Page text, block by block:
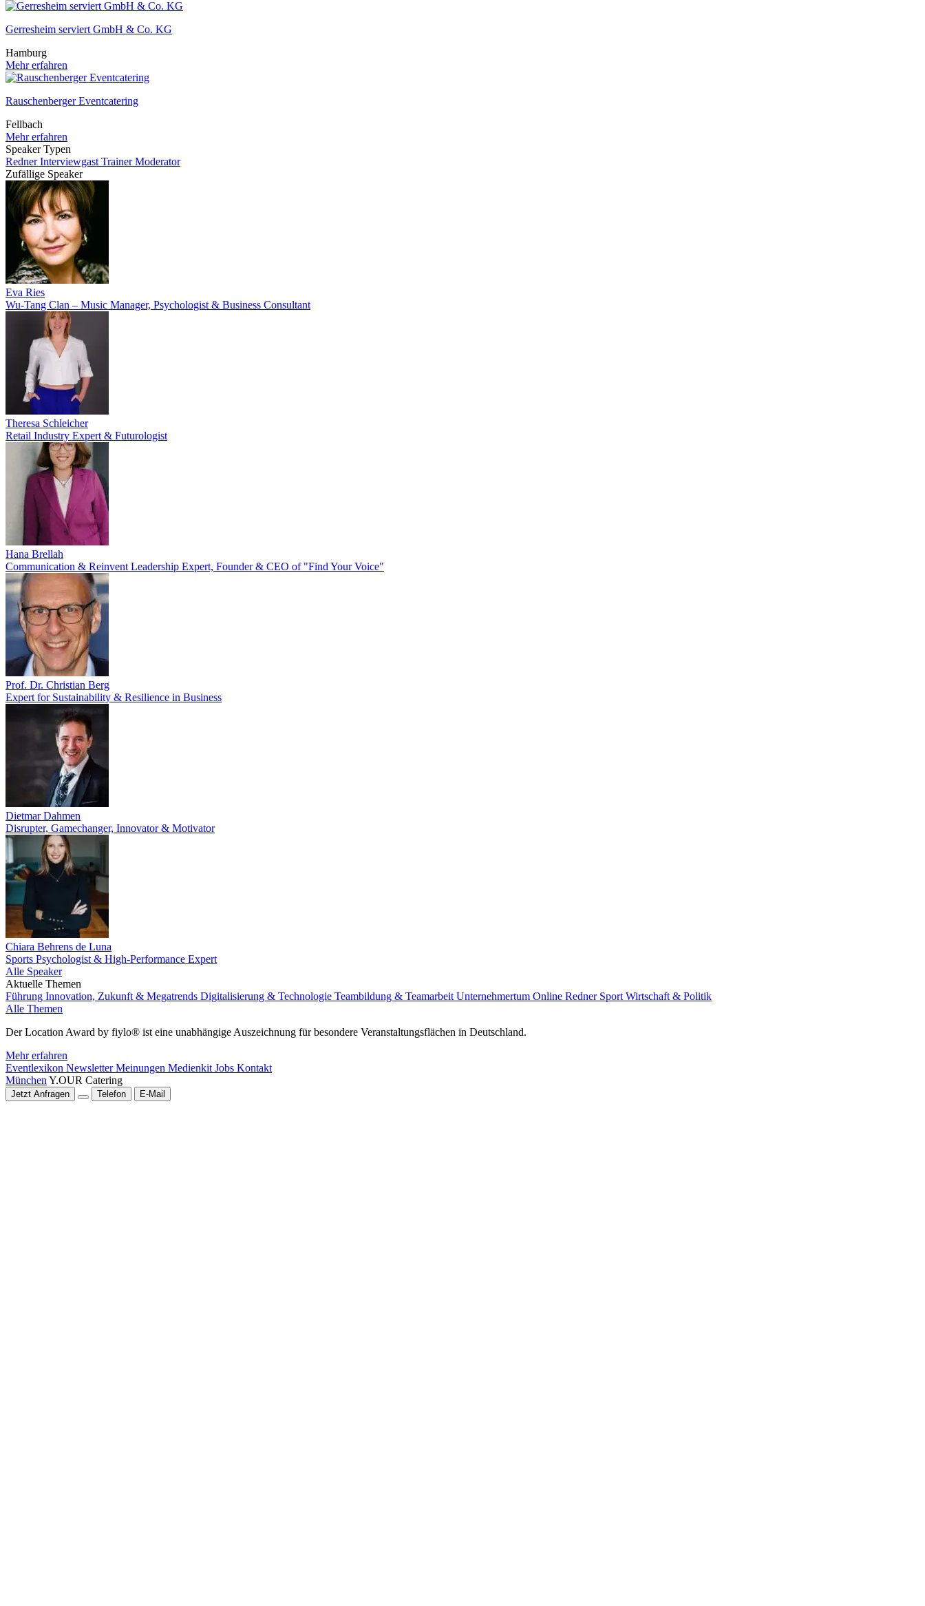
Gerresheim serviert GmbH & Co. KG
Hamburg
Mehr erfahren
Rauschenberger Eventcatering
Fellbach
Mehr erfahren
Speaker Typen
RednerInterviewgast TrainerModerator
Zufällige Speaker
Eva Ries
Wu-Tang Clan – Music Manager, Psychologist & Business Consultant
Theresa Schleicher
Retail Industry Expert & Futurologist
Hana Brellah
Communication & Reinvent Leadership Expert, Founder & CEO of "Find Your Voice"
Prof. Dr. Christian Berg
Expert for Sustainability & Resilience in Business
Dietmar Dahmen
Disrupter, Gamechanger, Innovator & Motivator
Chiara Behrens de Luna
Sports Psychologist & High-Performance Expert
Alle Speaker
Aktuelle Themen
Führung Innovation, Zukunft & Megatrends Digitalisierung & Technologie Teambildung & Teamarbeit Unternehmertum Online Redner Sport Wirtschaft & Politik
Alle Themen
Der Location Award by fiylo® ist eine unabhängige Auszeichnung für besondere Veranstaltungsflächen in Deutschland.
Mehr erfahren
Eventlexikon NewsletterMeinungen Medienkit Jobs Kontakt
München Y.OUR Catering
Jetzt Anfragen Telefon E-Mail